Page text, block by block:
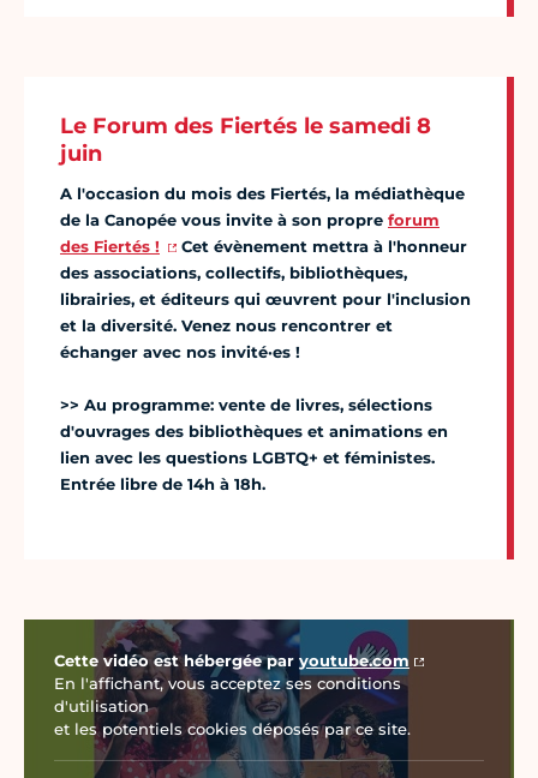
Le Forum des Fiertés le samedi 8
juin
A l'occasion du mois des Fiertés, la médiathèque
de la Canopée vous invite à son propre forum
des Fiertés !
Cet évènement mettra à l'honneur
des associations, collectifs, bibliothèques,
librairies, et éditeurs qui œuvrent pour l'inclusion
et la diversité. Venez nous rencontrer et
échanger avec nos invité·es !
>> Au programme: vente de livres, sélections
d'ouvrages des bibliothèques et animations en
lien avec les questions LGBTQ+ et féministes.
Entrée libre de 14h à 18h.
Vidéo Youtube
Cette vidéo est hébergée par youtube.com
En l'affichant, vous acceptez ses conditions
d'utilisation
et les potentiels cookies déposés par ce site.